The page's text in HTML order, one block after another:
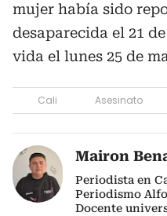
mujer había sido
desaparecida el 21
vida el lunes 25 de
Cali Asesinato
Mairon
Periodista en
Periodismo
Docente